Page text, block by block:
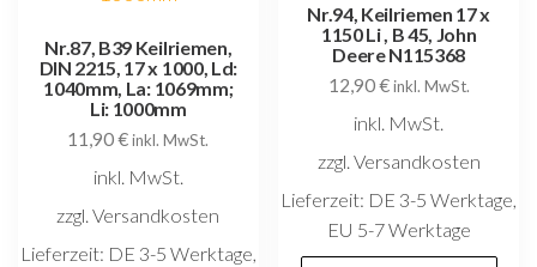
Nr.87, B39 Keilriemen,
DIN 2215, 17 x 1000, Ld:
1040mm, La: 1069mm;
Li: 1000mm
11,90€ inkl. MwSt.
inkl. MwSt.
zzgl. Versandkosten
Lieferzeit: DE 3-5 Werktage,
Nr.94, Keilriemen 17 x
1150 Li , B 45, John
Deere N115368
12,90€ inkl. MwSt.
inkl. MwSt.
zzgl. Versandkosten
Lieferzeit: DE 3-5 Werktage,
EU 5-7 Werktage